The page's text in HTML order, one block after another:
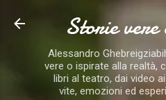
Storie
Alessandro
vere o ispirate alla realtà,
libri al teatro, dai video
vite, emozioni ed